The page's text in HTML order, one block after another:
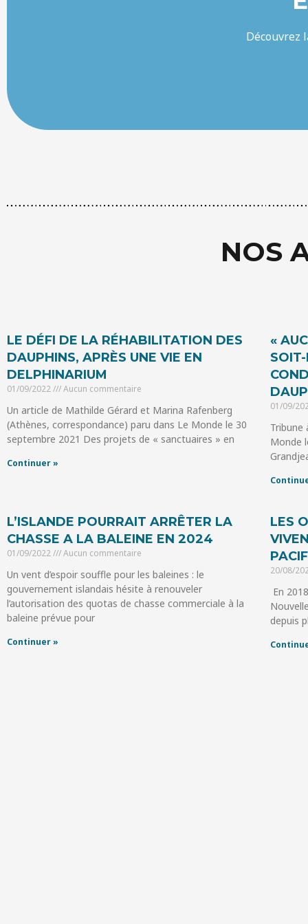
Découvrez
NOS
LE DÉFI DE LA RÉHABILITATION DES
DAUPHINS, APRÈS UNE VIE EN
DELPHINARIUM
01/09/2022 Aucun commentaire
Un article de Mathilde Gérard et Marina Rafenberg
(Athènes, correspondance) paru dans Le Monde le 30
septembre 2021 Des projets de « sanctuaires » en
Continuer »
«
01/09/
Tribune
Monde
L’ISLANDE POURRAIT ARRÊTER LA
CHASSE A LA BALEINE EN 2024
01/09/2022 Aucun commentaire
Un vent d’espoir souffle pour les baleines : le
gouvernement islandais hésite à renouveler
l’autorisation des quotas de chasse commerciale à la
baleine prévue pour
Continuer »
LES
20/08/
En
depuis